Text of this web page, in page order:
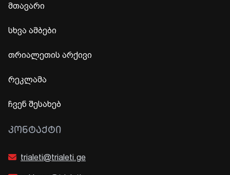
მთავარი
სხვა ამბები
თრიალეთის არქივი
რეკლამა
ჩვენ შესახებ
ᲙᲝᲜᲢᲐᲥᲢᲘ
trialeti@trialeti.ge